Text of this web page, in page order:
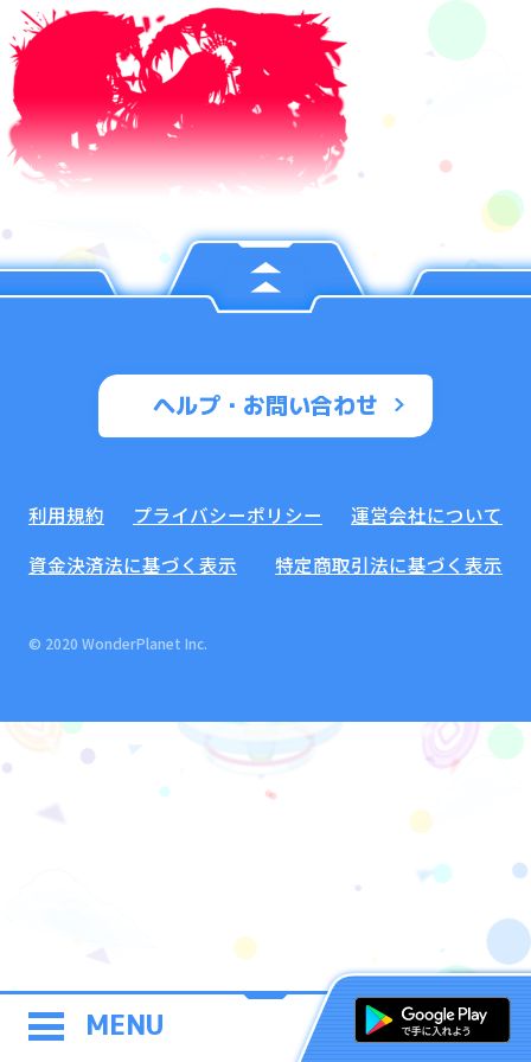
MENU
ヘルプ・お問い合わせ
利用規約 プライバシーポリシー
運営会社について
資金決済法に基づく表示
特定商取引法に基づく表示
© 2020 WonderPlanet Inc.